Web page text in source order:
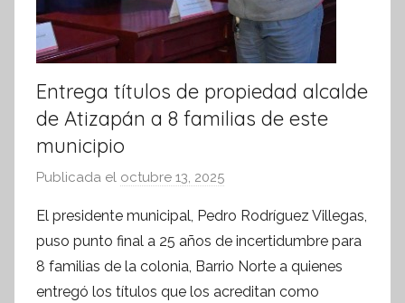
Entrega títulos de propiedad alcalde
de Atizapán a 8 familias de este
municipio
Publicada el octubre 13, 2025
r
S
í
n
El presidente municipal, Pedro Rodríguez Villegas,
puso punto final a 25 años de incertidumbre para
8 familias de la colonia, Barrio Norte a quienes
entregó los títulos que los acreditan como